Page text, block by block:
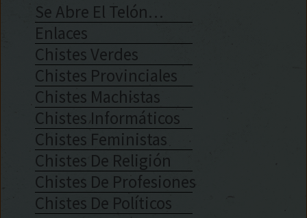
Se Abre El Telón…
Enlaces
Chistes Verdes
Chistes Provinciales
Chistes Machistas
Chistes Informáticos
Chistes Feministas
Chistes De Religión
Chistes De Profesiones
Chistes De Políticos